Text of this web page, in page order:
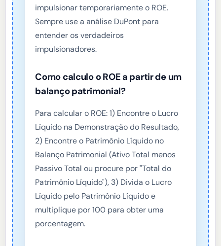
impulsionar temporariamente o ROE.
Sempre use a análise DuPont para
entender os verdadeiros
impulsionadores.
Como calculo o ROE a partir de um
balanço patrimonial?
Para calcular o ROE: 1) Encontre o Lucro
Líquido na Demonstração do Resultado,
2) Encontre o Patrimônio Líquido no
Balanço Patrimonial (Ativo Total menos
Passivo Total ou procure por "Total do
Patrimônio Líquido"), 3) Divida o Lucro
Líquido pelo Patrimônio Líquido e
multiplique por 100 para obter uma
porcentagem.